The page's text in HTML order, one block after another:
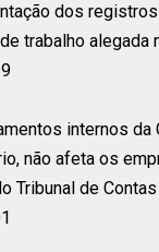
dos
trabalho
internos
não afeta os
Tribunal de